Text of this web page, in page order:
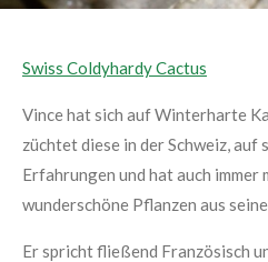
Swiss Coldyhardy Cactus
Vince hat sich auf Winterharte
züchtet diese in der Schweiz,
Erfahrungen und hat auch immer
wunderschöne Pflanzen aus
Er spricht fließend Französisch